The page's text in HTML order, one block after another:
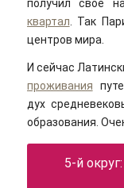
получил свое
квартал . Так
центров мира.
И сейчас
проживания
дух
образования.
5-й